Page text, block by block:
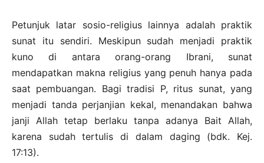
Petunjuk latar sosio-religius lainnya adalah praktik
sunat itu sendiri. Meskipun sudah menjadi praktik
kuno di antara orang-orang Ibrani, sunat
mendapatkan makna religius yang penuh hanya pada
saat pembuangan. Bagi tradisi P, ritus sunat, yang
menjadi tanda perjanjian kekal, menandakan bahwa
janji Allah tetap berlaku tanpa adanya Bait Allah,
karena sudah tertulis di dalam daging (bdk. Kej.
17:13).